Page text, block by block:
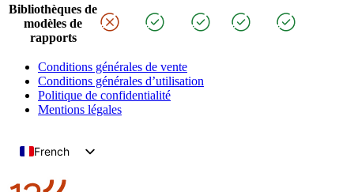
Bibliothèques de
modèles de
rapports
Conditions générales de vente
Conditions générales d’utilisation
Politique de confidentialité
Mentions légales
French
English